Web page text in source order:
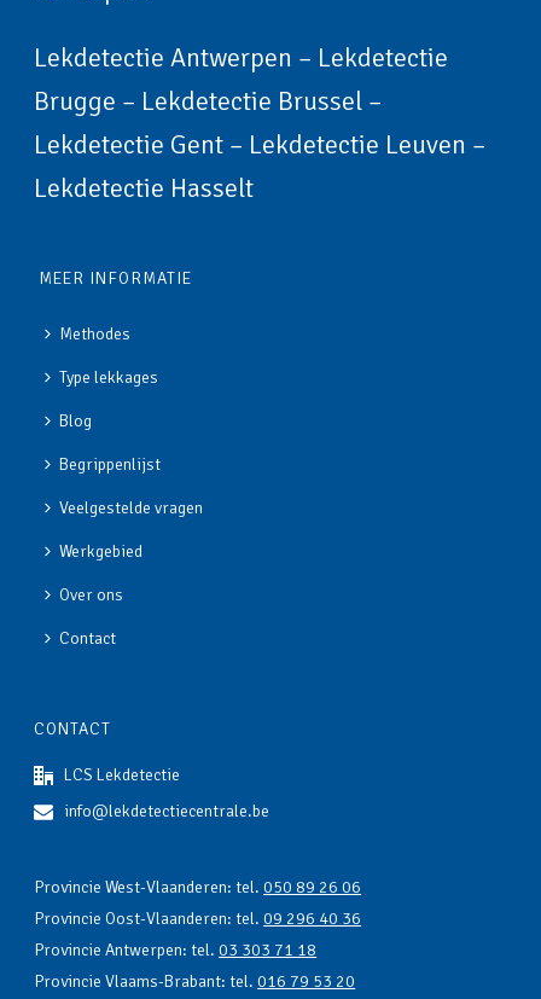
Lekdetectie Antwerpen – Lekdetectie
Brugge – Lekdetectie Brussel –
Lekdetectie Gent – Lekdetectie Leuven –
Lekdetectie Hasselt
MEER INFORMATIE
Methodes
Type lekkages
Blog
Begrippenlijst
Veelgestelde vragen
Werkgebied
Over ons
Contact
CONTACT
LCS Lekdetectie
info@lekdetectiecentrale.be
Provincie West-Vlaanderen: tel.050 89 26 06
Provincie Oost-Vlaanderen: tel.09 296 40 36
Provincie Antwerpen: tel.03 303 71 18
Provincie Vlaams-Brabant: tel.016 79 53 20